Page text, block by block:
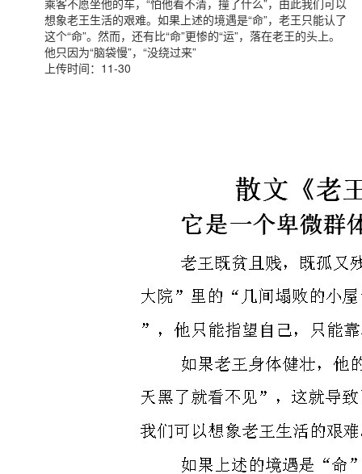
想象老王生活的艰难。如果上述的境遇是“命”，老王只能认了
这个“命”。然而，还有比“命”更惨的“运”，落在老王的头上。
他只因为“脑袋慢”，“没绕过来”
上传时间：11-30